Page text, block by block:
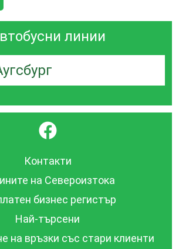
линии
}
Контакти
на Североизтока
бизнес регистър
Най-търсени
на връзки със стари клиенти